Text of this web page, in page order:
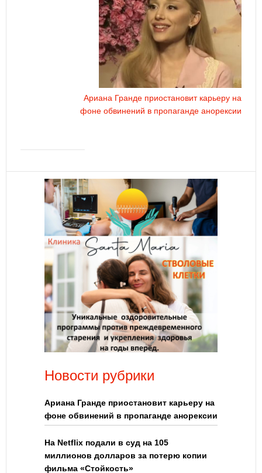
Ариана Гранде приостановит карьеру на
фоне обвинений в пропаганде анорексии
Новости рубрики
Ариана Гранде приостановит карьеру на
фоне обвинений в пропаганде анорексии
На Netflix подали в суд на 105
миллионов долларов за потерю копии
фильма «Стойкость»